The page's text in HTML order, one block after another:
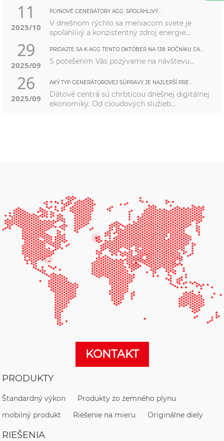
11
2025/10
PLYNOVÉ GENERÁTORY AGG: SPOĽAHLIVÝ...
V dnešnom rýchlo sa meniacom svete je
spoľahlivý a konzistentný zdroj energie...
29
2025/09
PRIDAJTE SA K AGG TENTO OKTÓBER NA 138. ROČNÍKU CA...
S potešením Vás pozývame na návštevu...
26
2025/09
AKÝ TYP GENERÁTOROVEJ SÚPRAVY JE NAJLEPŠÍ PRE...
Dátové centrá sú chrbticou dnešnej digitálnej
ekonomiky. Od cloudových služieb...
KONTAKT
PRODUKTY
Štandardný výkon
Produkty zo zemného plynu
mobilný produkt
Riešenie na mieru Originálne diely
RIEŠENIA